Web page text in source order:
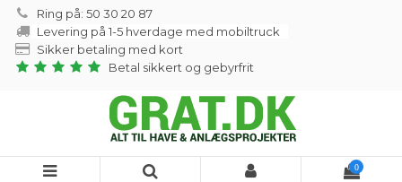
Ring på: 50 30 20 87
Levering på 1-5 hverdage med mobiltruck
Sikker betaling med kort
Betal sikkert og gebyrfrit
0